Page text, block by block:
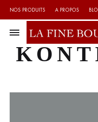
NOS PRODUITS A PROPOS